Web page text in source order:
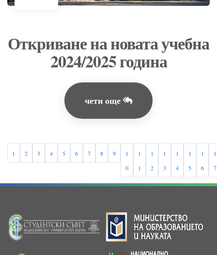
Откриване на новата учебна
2024/2025 година
чети още
1 2 3 4 5 6 7 8 9
1
0
1
1
1
2
1
3
1
4
1
5
1
6
1
7